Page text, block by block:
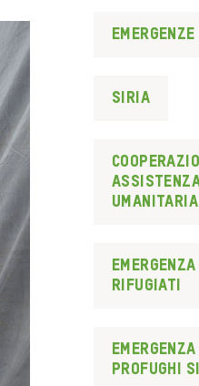
Emergenze
Siria
umanitaria
emergenza
rifugiati
profughi